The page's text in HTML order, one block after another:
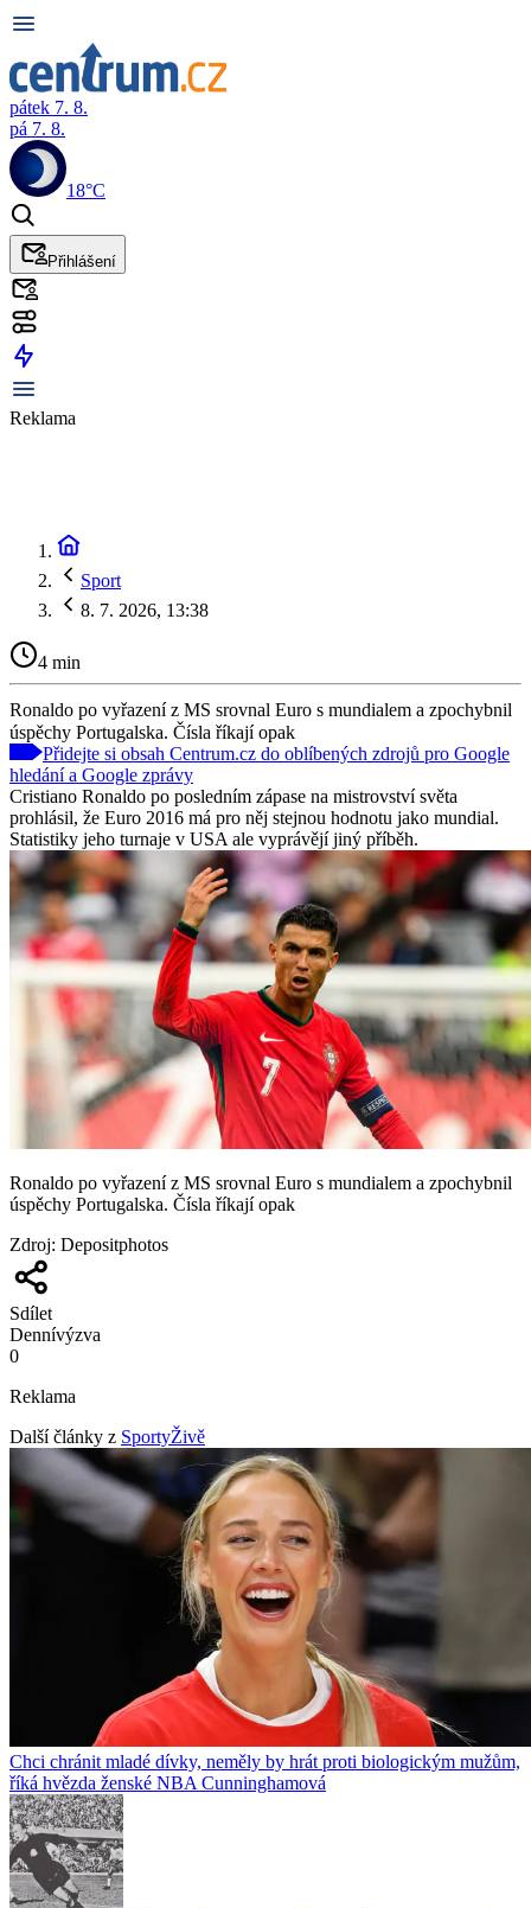
pátek 7. 8.
pá 7. 8.
18°C
Přihlášení
Reklama
Sport
8. 7. 2026, 13:38
4 min
Ronaldo po vyřazení z MS srovnal Euro s mundialem a zpochybnil
úspěchy Portugalska. Čísla říkají opak
Přidejte si obsah Centrum.cz do oblíbených zdrojů pro Google
hledání a Google zprávy
Cristiano Ronaldo po posledním zápase na mistrovství světa
prohlásil, že Euro 2016 má pro něj stejnou hodnotu jako mundial.
Statistiky jeho turnaje v USA ale vyprávějí jiný příběh.
Ronaldo po vyřazení z MS srovnal Euro s mundialem a zpochybnil
úspěchy Portugalska. Čísla říkají opak
Zdroj: Depositphotos
Sdílet
Dennívýzva
0
Reklama
Další články z SportyŽivě
Chci chránit mladé dívky, neměly by hrát proti biologickým mužům,
říká hvězda ženské NBA Cunninghamová